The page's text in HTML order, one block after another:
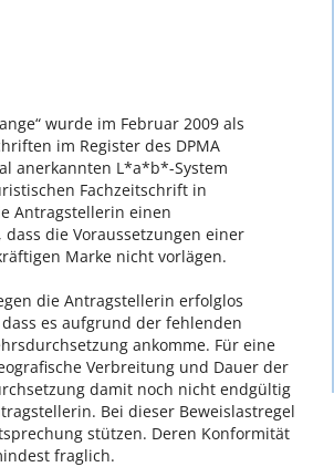
wurde im Februar 2009 als
im Register des DPMA
anerkannten L*a*b*-System
Fachzeitschrift in
Antragstellerin einen
die Voraussetzungen einer
Marke nicht vorlägen.
die Antragstellerin erfolglos
es aufgrund der fehlenden
ankomme. Für eine
Verbreitung und Dauer der
damit noch nicht endgültig
Bei dieser Beweislastregel
stützen. Deren Konformität
fraglich.